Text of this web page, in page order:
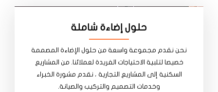
حلول إضاءة شاملة
نحن نقدم مجموعة واسعة من حلول الإضاءة المصممة
خصيصا لتلبية الاحتياجات الفريدة لعملائنا. من المشاريع
السكنية إلى المشاريع التجارية ، نقدم مشورة الخبراء
وخدمات التصميم والتركيب والصيانة.